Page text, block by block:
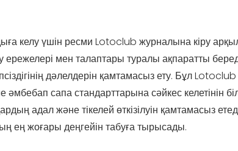
келу үшін ресми Lotoclub журналына кіру
мен талаптары туралы ақпаратты
дәлелдерін қамтамасыз ету. Бұл
сапа стандарттарына сәйкес келетінін
адал және тікелей өткізілуін қамтамасыз
ең жоғары деңгейін табуға тырысады.